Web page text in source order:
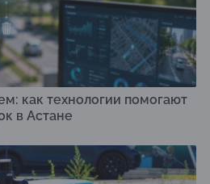
как технологии помогают
в Астане